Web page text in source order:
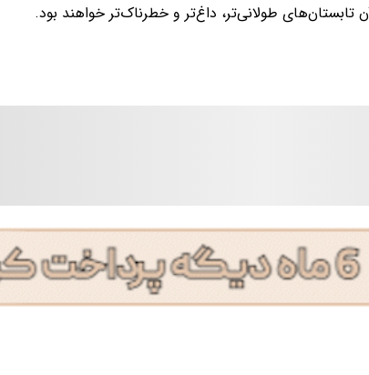
تابستان‌های طولانی‌تر، داغ‌تر و خطرناک‌تر خواهند بود.